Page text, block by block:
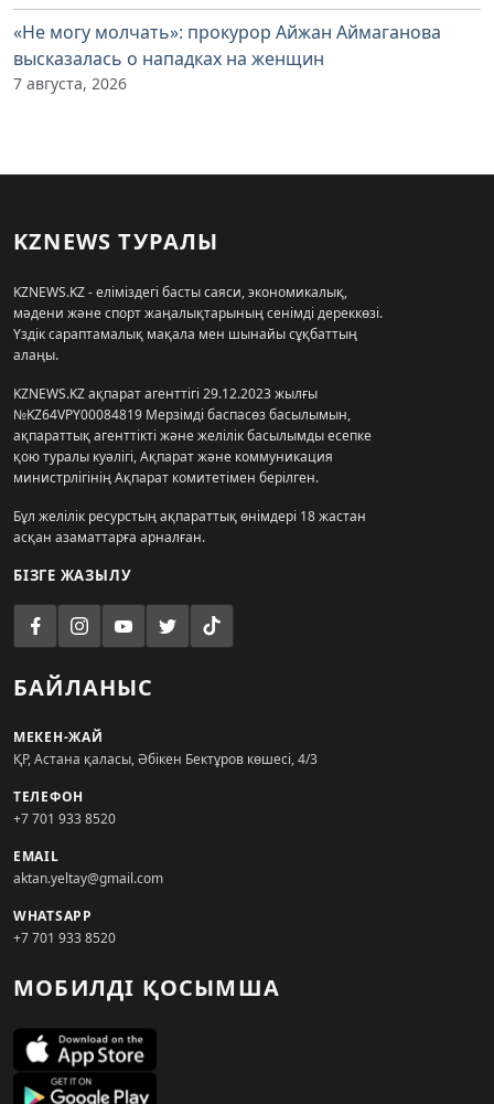
«Не могу молчать»: прокурор Айжан Аймаганова
высказалась о нападках на женщин
7 августа, 2026
KZNEWS ТУРАЛЫ
KZNEWS.KZ - еліміздегі басты саяси, экономикалық,
мәдени және спорт жаңалықтарының сенімді дереккөзі.
Үздік сараптамалық мақала мен шынайы сұқбаттың
алаңы.
KZNEWS.KZ ақпарат агенттігі 29.12.2023 жылғы
№KZ64VPY00084819 Мерзімді баспасөз басылымын,
ақпараттық агенттікті және желілік басылымды есепке
қою туралы куәлігі, Ақпарат және коммуникация
министрлігінің Ақпарат комитетімен берілген.
Бұл желілік ресурстың ақпараттық өнімдері 18 жастан
асқан азаматтарға арналған.
БІЗГЕ ЖАЗЫЛУ
БАЙЛАНЫС
МЕКЕН-ЖАЙ
ҚР, Астана қаласы, Әбікен Бектұров көшесі, 4/3
ТЕЛЕФОН
+7 701 933 8520
EMAIL
aktan.yeltay@gmail.com
WHATSAPP
+7 701 933 8520
МОБИЛДІ ҚОСЫМША